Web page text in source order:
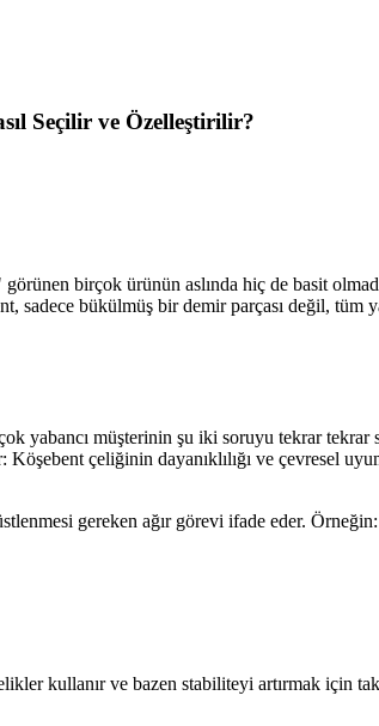
Seçilir ve Özelleştirilir?
birçok ürünün aslında hiç de basit
sadece bükülmüş bir demir parçası değil, tüm
yabancı müşterinin şu iki soruyu tekrar
Köşebent çeliğinin dayanıklılığı ve çevresel
gereken ağır görevi ifade eder. Örneğin:
kullanır ve bazen stabiliteyi artırmak için